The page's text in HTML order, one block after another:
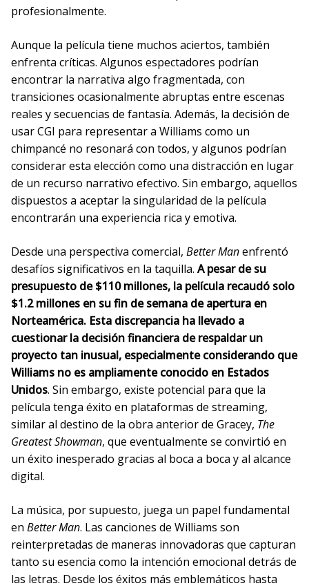
profesionalmente.
Aunque la película tiene muchos aciertos, también
enfrenta críticas. Algunos espectadores podrían
encontrar la narrativa algo fragmentada, con
transiciones ocasionalmente abruptas entre escenas
reales y secuencias de fantasía. Además, la decisión de
usar CGI para representar a Williams como un
chimpancé no resonará con todos, y algunos podrían
considerar esta elección como una distracción en lugar
de un recurso narrativo efectivo. Sin embargo, aquellos
dispuestos a aceptar la singularidad de la película
encontrarán una experiencia rica y emotiva.
Desde una perspectiva comercial, Better Manenfrentó
desafíos significativos en la taquilla. A pesar de su
presupuesto de $110 millones, la película recaudó solo
$1.2 millones en su fin de semana de apertura en
Norteamérica. Esta discrepancia ha llevado a
cuestionar la decisión financiera de respaldar un
proyecto tan inusual, especialmente considerando que
Williams no es ampliamente conocido en Estados
Unidos. Sin embargo, existe potencial para que la
película tenga éxito en plataformas de streaming,
similar al destino de la obra anterior de Gracey, The
Greatest Showman, que eventualmente se convirtió en
un éxito inesperado gracias al boca a boca y al alcance
digital.
La música, por supuesto, juega un papel fundamental
en Better Man. Las canciones de Williams son
reinterpretadas de maneras innovadoras que capturan
tanto su esencia como la intención emocional detrás de
las letras. Desde los éxitos más emblemáticos hasta